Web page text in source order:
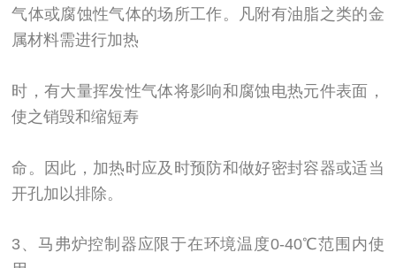
气体或腐蚀性气体的场所工作。凡附有油脂之类的金
属材料需进行加热
时，有大量挥发性气体将影响和腐蚀 电热元件表面，
使之销毁和缩短寿
命。因此， 加热时应及时预防和做好密封容器或适当
开孔加以排除。
3、马弗炉控制器应限于在环境温度0-40℃范围 内使